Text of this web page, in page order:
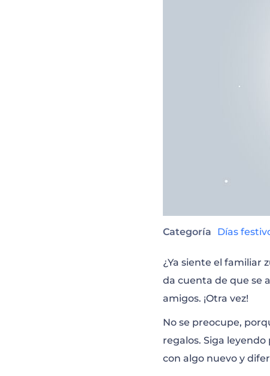
Categoría Días
¿Ya siente el familiar
da cuenta de que se
amigos. ¡Otra vez!
No se preocupe,
regalos. Siga
con algo nuevo y